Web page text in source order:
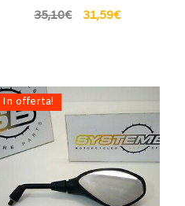
35,10€ 31,59€
In offerta!